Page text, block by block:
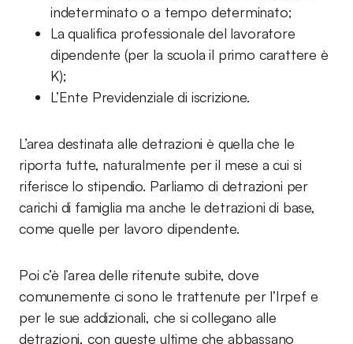
indeterminato o a tempo determinato;
La qualifica professionale del lavoratore
dipendente (per la scuola il primo carattere è
K);
L’Ente Previdenziale di iscrizione.
L’area destinata alle detrazioni è quella che le
riporta tutte, naturalmente per il mese a cui si
riferisce lo stipendio. Parliamo di detrazioni per
carichi di famiglia ma anche le detrazioni di base,
come quelle per lavoro dipendente.
Poi c’è l’area delle ritenute subite, dove
comunemente ci sono le trattenute per l’Irpef e
per le sue addizionali, che si collegano alle
detrazioni, con queste ultime che abbassano